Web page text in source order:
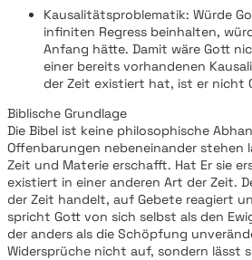
Kausalitätsproblematik: Würde
infiniten Regress beinhalten,
Anfang hätte. Damit wäre Gott
einer bereits vorhandenen
der Zeit existiert hat, ist er nicht
Biblische Grundlage
Die Bibel ist keine philosophische
Offenbarungen nebeneinander stehen
Zeit und Materie erschafft. Hat Er sie
existiert in einer anderen Art der Zeit.
der Zeit handelt, auf Gebete reagiert
spricht Gott von sich selbst als den
der anders als die Schöpfung
Widersprüche nicht auf, sondern lässt